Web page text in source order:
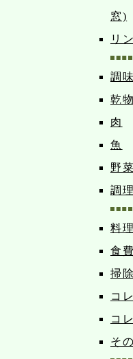
窓)
リ
調
乾物
肉
魚
野菜
調
料
食
掃
コ
コ
そ